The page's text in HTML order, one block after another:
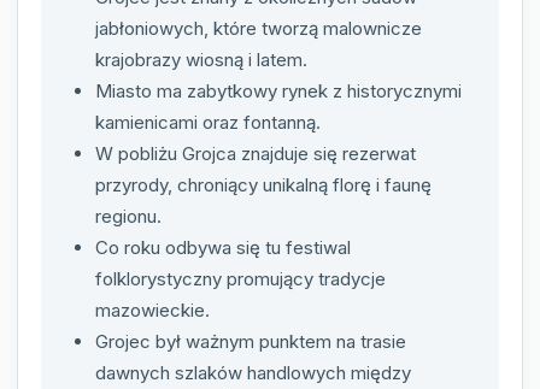
jabłoniowych, które tworzą malownicze
krajobrazy wiosną i latem.
Miasto ma zabytkowy rynek z historycznymi
kamienicami oraz fontanną.
W pobliżu Grojca znajduje się rezerwat
przyrody, chroniący unikalną florę i faunę
regionu.
Co roku odbywa się tu festiwal
folklorystyczny promujący tradycje
mazowieckie.
Grojec był ważnym punktem na trasie
dawnych szlaków handlowych między